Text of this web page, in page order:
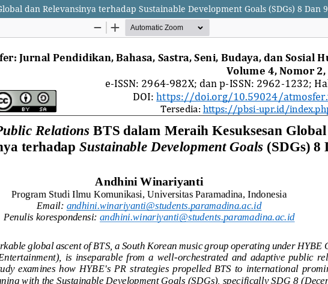
dan Relevansinya terhadap Sustainable Development Goals (SDGs) 8 Dan 9